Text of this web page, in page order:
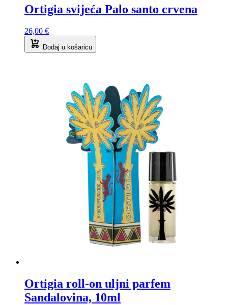
Ortigia svijeća Palo santo crvena
26,00 €
Dodaj u košaricu
Ortigia roll-on uljni parfem
Sandalovina, 10ml